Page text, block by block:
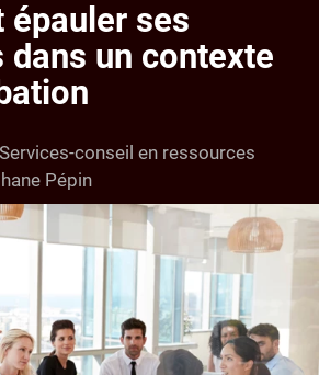
épauler ses
dans un contexte
Services-conseil en ressources
Pépin